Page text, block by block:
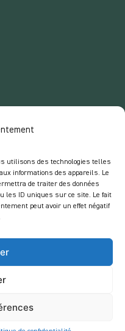
utilisons des technologies telles
informations des appareils. Le
de traiter des données
les ID uniques sur ce site. Le fait
peut avoir un effet négatif
Sie sich damit einverstanden,